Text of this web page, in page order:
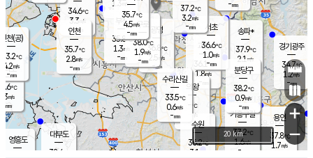
의도
℃
m/s
mm
영흥도
과천
36.1℃
1.8m/s
- mm
용인
37.8℃
1.7m/s
경기광주
34.7℃
1.2m/s
-mm
대부도
32.4
34.6℃
3.3 m/s
-mm
의왕
- ℃
m/s
mm
1.3 m/s
mm
광명
36.8 ℃
2.5 m/s
-mm
부천
35.8℃
1.3m/s
-mm
구로
38.0℃
1.9m/s
-mm
-mm
송파*
37.9℃
2.1 m/s
-mm
서초
36.6℃
1.0m/s
-mm
기흥구갈
37.2℃
1.6m/s
-
수리산길
33.5℃
0.6m/s
-mm
분당구
38.2℃
0.9m/s
-mm
인천(공)
33.2℃
4.2m/s
-mm
35.7℃
4.5m/s
-mm
수원
36.2℃
3.1 m/s
인천
35.7℃
2.8m/s
-mm
37.2℃
3.2m/s
-mm
+
−
20 km